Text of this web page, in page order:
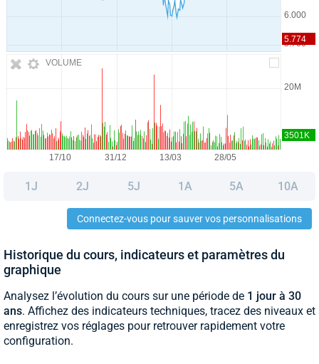
VOLUME
1J 2J 5J 1A 5A 10A
Connectez-vous pour sauver vos personnalisations
Historique du cours, indicateurs et paramètres du
graphique
Analysez l’évolution du cours sur une période de 1 jour à 30
ans. Affichez des indicateurs techniques, tracez des niveaux et
enregistrez vos réglages pour retrouver rapidement votre
configuration.